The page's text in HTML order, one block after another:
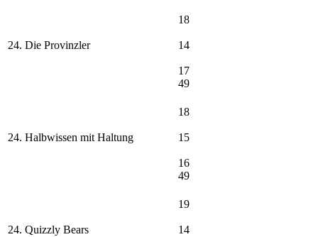
24. Die Provinzler
18
14
17
49
24. Halbwissen mit Haltung
18
15
16
49
24. Quizzly Bears
19
14